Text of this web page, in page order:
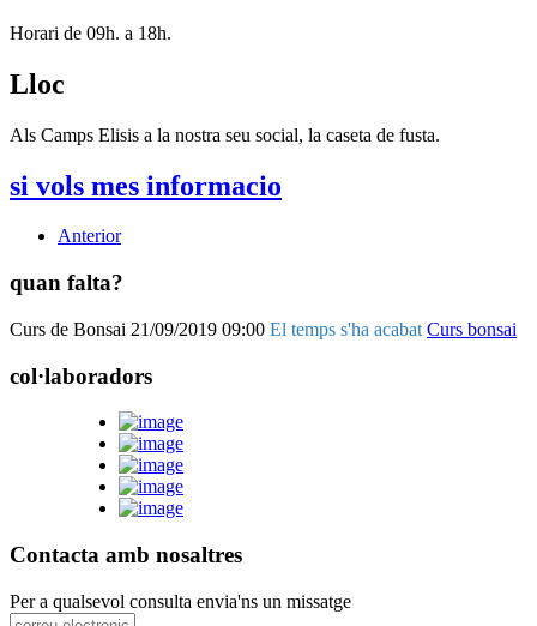
Horari de 09h. a 18h.
Lloc
Als Camps Elisis a la nostra seu social, la caseta de fusta.
si vols mes informacio
Anterior
quan falta?
Curs de Bonsai 21/09/2019 09:00 El temps s'ha acabat Curs bonsai
col·laboradors
Contacta amb nosaltres
Per a qualsevol consulta envia'ns un missatge